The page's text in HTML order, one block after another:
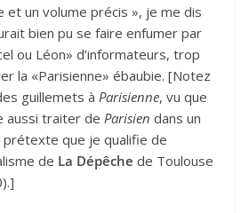
et un volume précis », je me dis
bien pu se faire enfumer par
ou Léon» d’informateurs, trop
la «Parisienne» ébaubie. [Notez
guillemets à Parisienne, vu que
aussi traiter de Parisien dans un
que je qualifie de
de La Dépêche de Toulouse